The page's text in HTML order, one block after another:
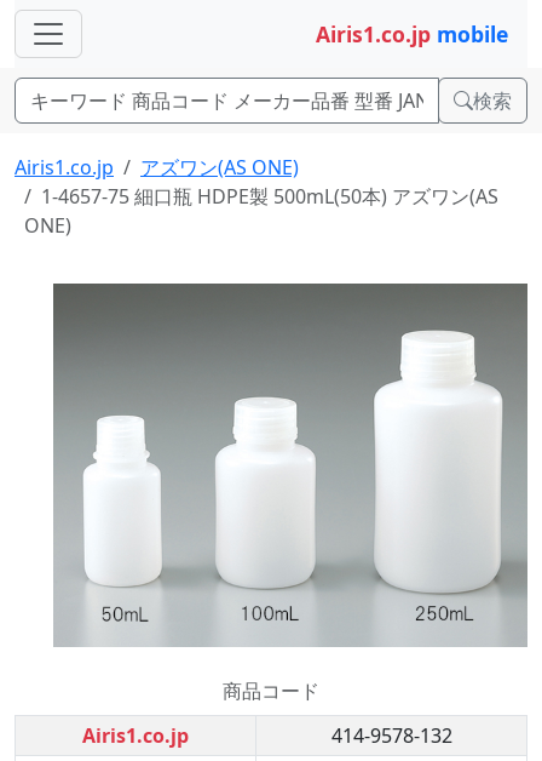
Airis1.co.jp mobile
検索
Airis1.co.jp
アズワン(AS ONE)
1-4657-75 細口瓶 HDPE製 500mL(50本) アズワン(AS
ONE)
商品コード
Airis1.co.jp
414-9578-132